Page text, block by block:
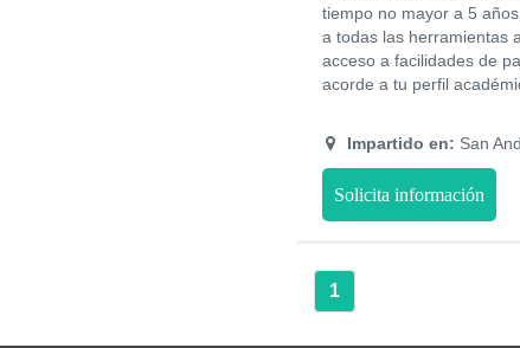
tiempo no mayor a 5
a todas las herramientas
acceso a facilidades de
acorde a tu perfil
Impartido en: San
Solicita información
1